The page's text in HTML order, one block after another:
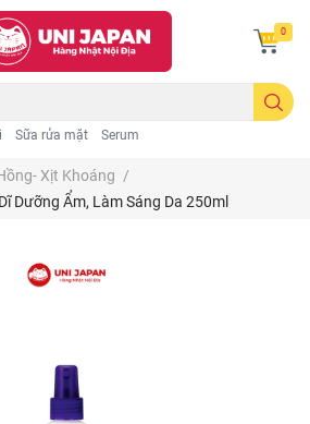
Sữa rửa mặt Serum
0
Xịt Khoáng /
Dưỡng Ẩm, Làm Sáng Da 250ml